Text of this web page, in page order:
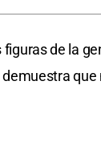
de la